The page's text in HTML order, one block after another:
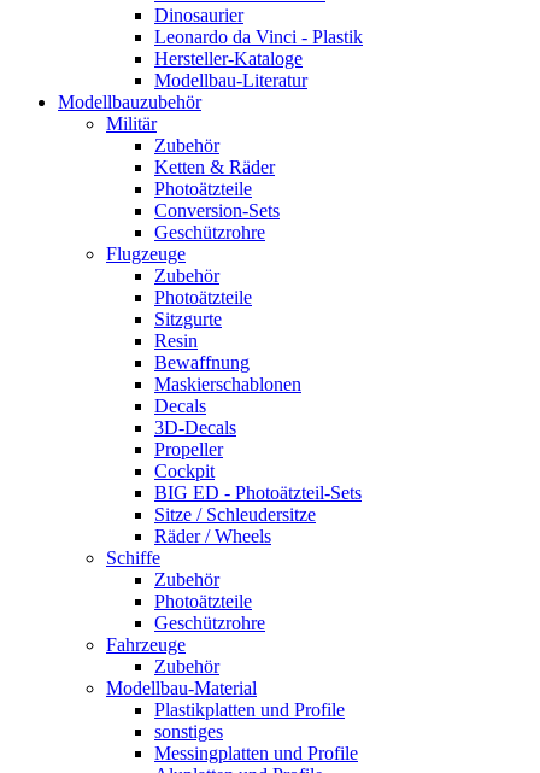
Dinosaurier
Leonardo da Vinci - Plastik
Hersteller-Kataloge
Modellbau-Literatur
Modellbauzubehör
Militär
Zubehör
Ketten & Räder
Photoätzteile
Conversion-Sets
Geschützrohre
Flugzeuge
Zubehör
Photoätzteile
Sitzgurte
Resin
Bewaffnung
Maskierschablonen
Decals
3D-Decals
Propeller
Cockpit
BIG ED - Photoätzteil-Sets
Sitze / Schleudersitze
Räder / Wheels
Schiffe
Zubehör
Photoätzteile
Geschützrohre
Fahrzeuge
Zubehör
Modellbau-Material
Plastikplatten und Profile
sonstiges
Messingplatten und Profile